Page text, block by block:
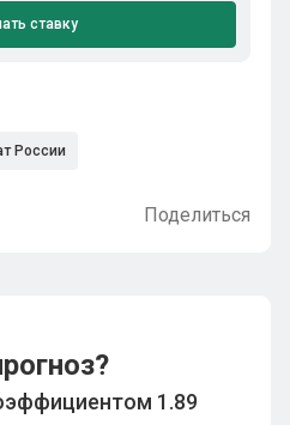
ставку
России
Поделиться
1.89